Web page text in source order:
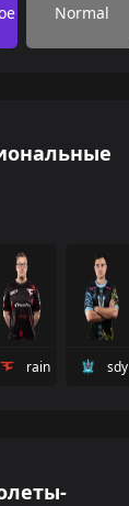
Normal
rain sdy